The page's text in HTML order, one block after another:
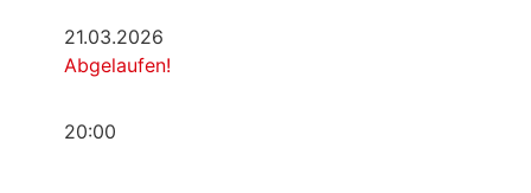
21.03.2026
Abgelaufen!
20:00